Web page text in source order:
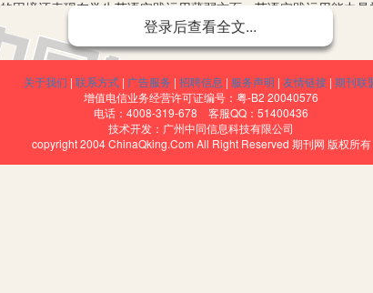
境还表现在学生英语实践运用薄弱方面。英语实践运用能力是
欠缺，英语口语表达能力较差，遇到需要用英语表达的交流活
高初中生的英语实践运用能力是迫切需要解决的问题。
是影响当前初中英语教学的又一个重要因素。初中英语教师在
间的互动，让学生处于被动的地位，无法调动学生学习的积极
登录后查看全文...
关于我们 | 联系方式 | 广告服务 | 招聘信息 | 服务声明 | 友情链接 | 期刊联
增值电信业务经营许可证编号：粤-B2 20040576
电话：4008-319-678 客服QQ：51400436
技术开发：广州中同信息科技有限公司
copyright 2004 ChinaQking.Com All Right Reserved 期刊网 版权所有